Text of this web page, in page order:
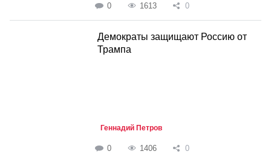
0 1613 0
Демократы защищают Россию от
Трампа
Геннадий Петров
0 1406 0